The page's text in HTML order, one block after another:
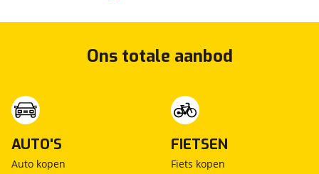
Ons totale aanbod
AUTO'S
Auto kopen
FIETSEN
Fiets kopen